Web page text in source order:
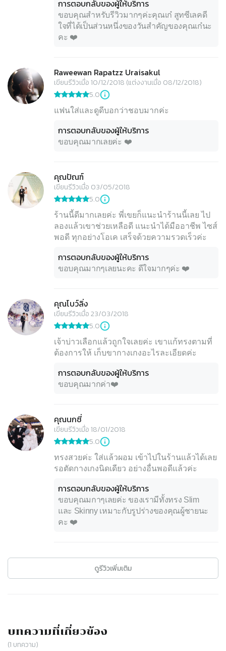
การตอบกลับของผู้ให้บริการ
ขอบคุณสำหรับรีวิวมากๆค่ะคุณเก๋ สูทซีเลคดี
ใจที่ได้เป็นส่วนหนึ่งของวันสำคัญของคุณเก๋นะ
คะ ❤️
Raweewan Rapatzz Uraisakul
เขียนรีวิวเมื่อ 10/12/2018 (แต่งงานเมื่อ 08/12/2018)
5.0
แฟนใส่และดูดีบอกว่าชอบมากค่ะ
การตอบกลับของผู้ให้บริการ
ขอบคุณมากเลยค่ะ ❤️
คุณปัณฑ์
เขียนรีวิวเมื่อ 03/05/2018
5.0
ร้านนี้ดีมากเลยค่ะ พี่เขยก็แนะนำร้านนี้เลย ไป
ลองแล้วเขาช่วยเหลือดี แนะนำได้มืออาชีพ ไซส์
การตอบกลับของผู้ให้บริการ
ขอบคุณมากๆเลยนะคะ ดีใจมากๆค่ะ ❤️
คุณโบว์ลิ่ง
เขียนรีวิวเมื่อ 23/03/2018
5.0
เจ้าบ่าวเลือกแล้วถูกใจเลยค่ะ เขาแก้ทรงตามที่
ต้องการให้ เก็บขากางเกงอะไรละเอียดค่ะ
การตอบกลับของผู้ให้บริการ
ขอบคุณมากค่า❤️
คุณนกซี่
เขียนรีวิวเมื่อ 18/01/2018
5.0
ทรงสวยค่ะ ใส่แล้วผอม เข้าไปในร้านแล้วได้เลย
รอตัดกางเกงนิดเดียว อย่างอื่นพอดีแล้วค่ะ
การตอบกลับของผู้ให้บริการ
ขอบคุณมกาๆเลยค่ะ ของเรามีทั้งทรง Slim
และ Skinny เหมาะกับรูปร่างของคุณผู้ชายนะ
คะ ❤️
ดูรีวิวเพิ่มเติม
บทความที่เกี่ยวข้อง
(1 บทความ)